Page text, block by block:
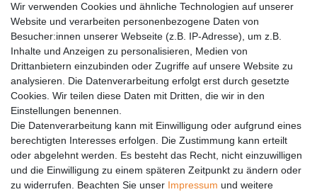
Barrierefreiheit
Anleitungen
Vertrag widerrufen
PARTNER
DHL
GLS
DB Schenker
Wir verwenden Cookies und ähnliche Technologien auf unserer
Website und verarbeiten personenbezogene Daten von
Besucher:innen unserer Webseite (z.B. IP-Adresse), um z.B.
Inhalte und Anzeigen zu personalisieren, Medien von
Drittanbietern einzubinden oder Zugriffe auf unsere Website zu
analysieren. Die Datenverarbeitung erfolgt erst durch gesetzte
Cookies. Wir teilen diese Daten mit Dritten, die wir in den
Einstellungen benennen.
Die Datenverarbeitung kann mit Einwilligung oder aufgrund eines
berechtigten Interesses erfolgen. Die Zustimmung kann erteilt
oder abgelehnt werden. Es besteht das Recht, nicht einzuwilligen
und die Einwilligung zu einem späteren Zeitpunkt zu ändern oder
zu widerrufen. Beachten Sie unser Impressum und weitere